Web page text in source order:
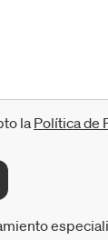
la Política de